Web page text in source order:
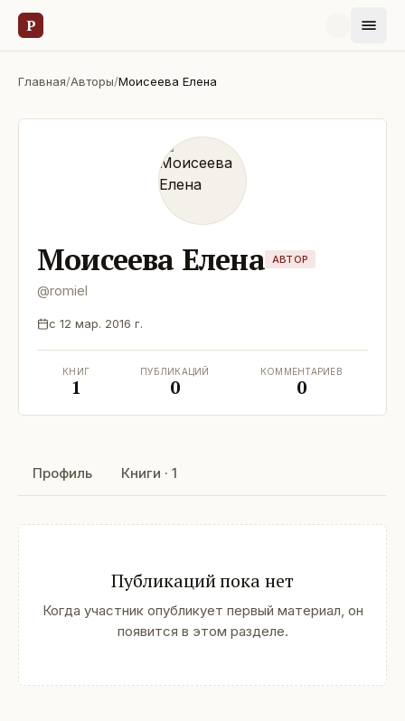
Р
Главная/Авторы/Моисеева Елена
Моисеева Елена АВТОР
@romiel
с 12 мар. 2016 г.
КНИГ
1
ПУБЛИКАЦИЙ
0
КОММЕНТАРИЕВ
0
Профиль Книги · 1
Публикаций пока нет
Когда участник опубликует первый материал, он
появится в этом разделе.